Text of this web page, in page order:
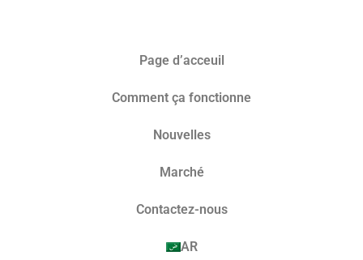
Page d’acceuil
Comment ça fonctionne
Nouvelles
Marché​
Contactez-nous
AR